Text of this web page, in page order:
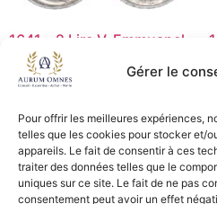
Gérer le
Pour offrir les meilleures expériences,
telles que les cookies pour stocker et/
appareils. Le fait de consentir à ces
traiter des données telles que le
uniques sur ce site. Le fait de ne pas
consentement peut avoir un effet
1641 – 2 Lire V. Emmuanel
III – 1914 – TTB
15,00€
Lire la suite